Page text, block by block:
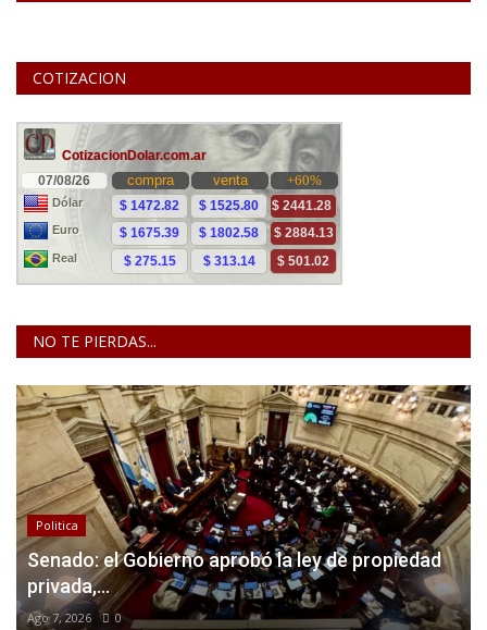
COTIZACION
NO TE PIERDAS...
Politica
Senado: el Gobierno aprobó la ley de propiedad
privada,...
Ago 7, 2026 0